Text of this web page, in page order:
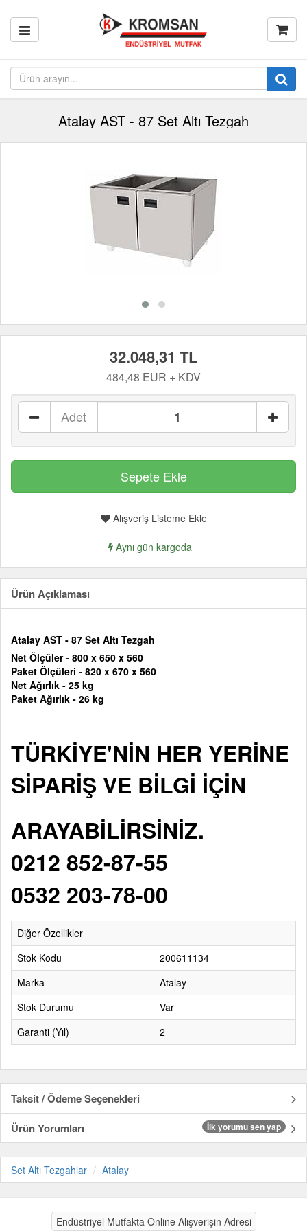
Atalay AST - 87 Set Altı Tezgah
32.048,31 TL
484,48 EUR + KDV
Adet
Alışveriş Listeme Ekle
Aynı gün kargoda
Ürün Açıklaması
Atalay AST - 87 Set Altı Tezgah
Net Ölçüler - 800 x 650 x 560
Paket Ölçüleri - 820 x 670 x 560
Net Ağırlık - 25 kg
Paket Ağırlık - 26 kg
TÜRKİYE'NİN HER YERİNE
SİPARİŞ VE BİLGİ İÇİN
ARAYABİLİRSİNİZ.
0212 852-87-55
0532 203-78-00
Diğer Özellikler
Stok Kodu
200611134
Marka
Atalay
Stok Durumu
Var
Garanti (Yıl)
2
Taksit / Ödeme Seçenekleri
Ürün Yorumları
İlk yorumu sen yap
Set Altı Tezgahlar Atalay
Endüstriyel Mutfakta Online Alışverişin Adresi